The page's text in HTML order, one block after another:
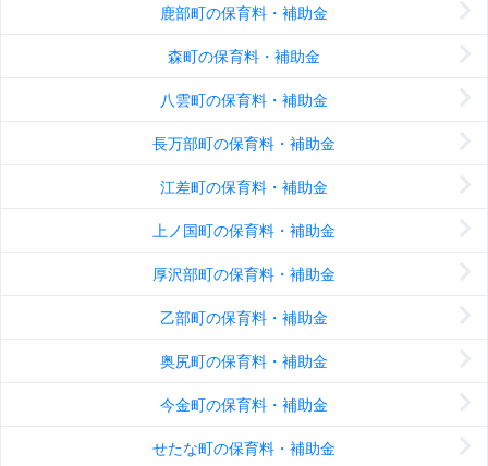
鹿部町の保育料・補助金
森町の保育料・補助金
八雲町の保育料・補助金
長万部町の保育料・補助金
江差町の保育料・補助金
上ノ国町の保育料・補助金
厚沢部町の保育料・補助金
乙部町の保育料・補助金
奥尻町の保育料・補助金
今金町の保育料・補助金
せたな町の保育料・補助金